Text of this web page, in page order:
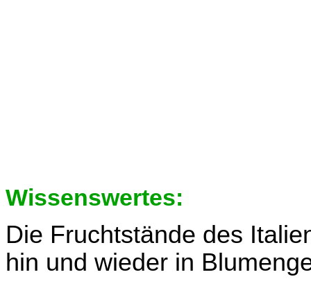
Wissenswertes:
Die Fruchtstände des
hin und wieder in